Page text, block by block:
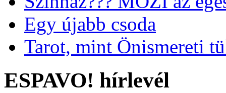
Egy újabb csoda
Tarot, mint Önismereti
ESPAVO! hírlevél